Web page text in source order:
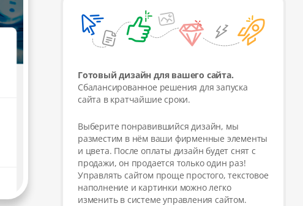
Готовый дизайн для вашего сайта.
Сбалансированное решения для запуска
сайта в кратчайшие сроки.
Выберите понравившийся дизайн, мы
разместим в нём ваши фирменные элементы
и цвета. После оплаты дизайн будет снят с
продажи, он продается только один раз!
Управлять сайтом проще простого, текстовое
наполнение и картинки можно легко
изменить в системе управления сайтом.